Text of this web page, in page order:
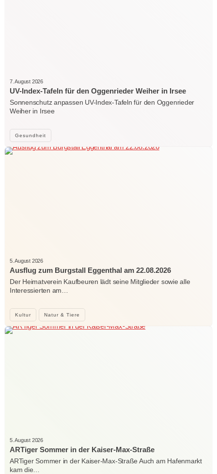
Gesundheit
7. August 2026
UV-Index-Tafeln für den Oggenrieder Weiher in Irsee
Sonnenschutz anpassen UV-Index-Tafeln für den Oggenrieder
Weiher in Irsee
Kultur Natur & Tiere
5. August 2026
Ausflug zum Burgstall Eggenthal am 22.08.2026
Der Heimatverein Kaufbeuren lädt seine Mitglieder sowie alle
Interessierten am…
5. August 2026
ARTiger Sommer in der Kaiser-Max-Straße
ARTiger Sommer in der Kaiser-Max-Straße Auch am Hafenmarkt
kam die…